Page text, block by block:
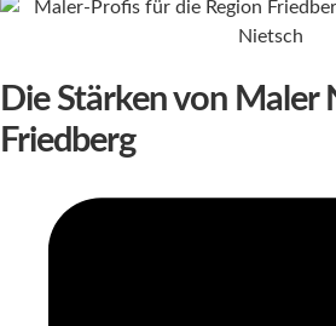
Die Stärken von Maler
Friedberg